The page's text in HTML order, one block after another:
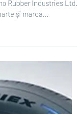
din Japonia,
și marca...